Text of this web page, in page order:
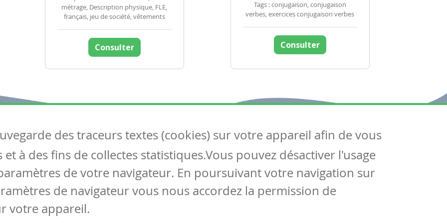
métrage, Description physique, FLE,
français, jeu de société, vêtements
Consulter
Tags : conjugaison, conjugaison
verbes, exercices conjugaison verbes
Consulter
Articles
Tous les articles
Articles DYS
Circulaires
Suivez-nous
Contactez-nous
Soutien scolaire
des traceurs textes (cookies) sur votre appareil afin de vous
à des fins de collectes statistiques.Vous pouvez désactiver l'usage
de votre navigateur. En poursuivant votre navigation sur
de navigateur vous nous accordez la permission de
votre appareil.